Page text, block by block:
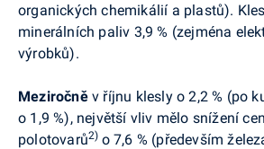
organických chemikálií a plastů).
minerálních paliv 3,9 % (zejména
výrobků).
Meziročněv říjnu klesly o 2,2 % (po
o 1,9 %), největší vliv mělo snížení cen
polotovarů2) o 7,6 % (především